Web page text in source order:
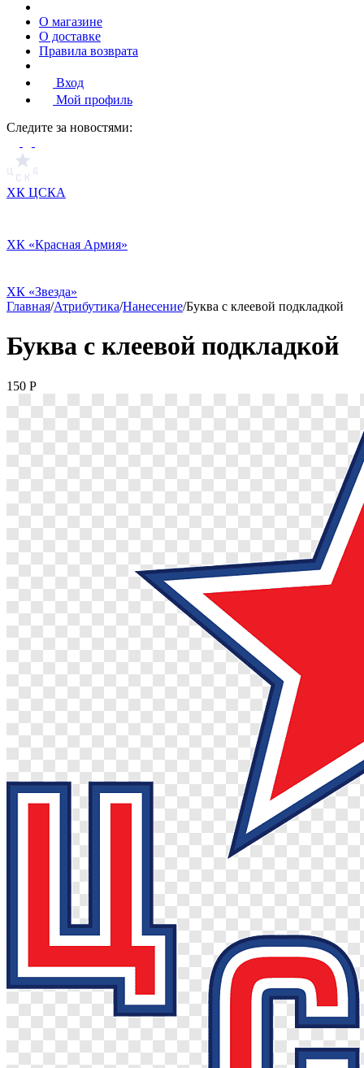
О магазине
О доставке
Правила возврата
Вход
Мой профиль
Cледите за новостями:
ХК ЦСКА
ХК «Красная Армия»
ХК «Звезда»
Главная/Атрибутика/Нанесение/Буква с клеевой подкладкой
Буква с клеевой подкладкой
150 P